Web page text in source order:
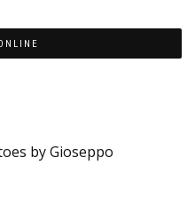
by Gioseppo